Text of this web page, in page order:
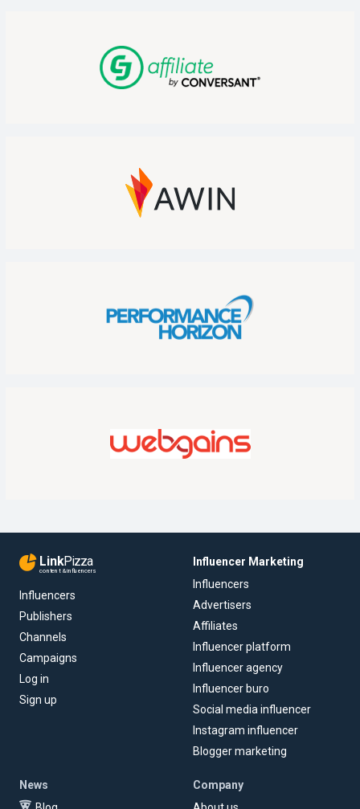
LinkPizza
content & influencers
Influencers
Publishers
Channels
Campaigns
Log in
Sign up
Influencer Marketing
Influencers
Advertisers
Affiliates
Influencer platform
Influencer agency
Influencer buro
Social media influencer
Instagram influencer
Blogger marketing
News
Company